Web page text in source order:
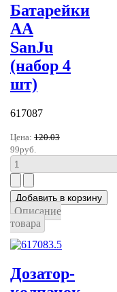
Батарейки
АА
SanJu
(набор 4
шт)
617087
Цена: 120.03
99руб.
Описание
товара
Дозатор-